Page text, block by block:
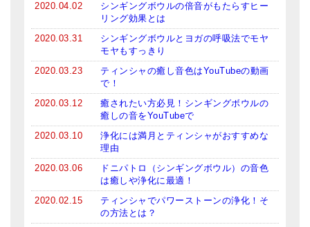
倍音呼吸法レッスン
中級講座
上級講座
ビギナー講師・養成講座
LINEお友だち登録
2020.04.02
シンギングボウルの倍音がもたらすヒー
リング効果とは
2020.03.31
シンギングボウルとヨガの呼吸法でモヤ
モヤもすっきり
2020.03.23
ティンシャの癒し音色はYouTubeの動画
で！
2020.03.12
癒されたい方必見！シンギングボウルの
癒しの音をYouTubeで
2020.03.10
浄化には満月とティンシャがおすすめな
理由
2020.03.06
ドニパトロ（シンギングボウル）の音色
は癒しや浄化に最適！
2020.02.15
ティンシャでパワーストーンの浄化！そ
の方法とは？